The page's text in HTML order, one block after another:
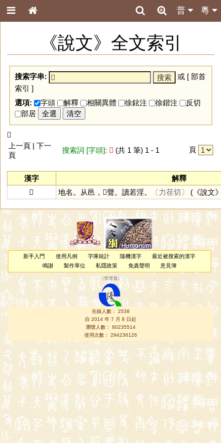
粵
普
《說文》全文索引
搜索字串: 或 [ 部首
索引 ]
選項:
字頭 解釋 相關異體 徐鉉注 徐鍇注
反切
部居
全選 清空
𨟏
上一頁 | 下一
頁
搜索詞 [字頭]: 𨟏 (共 1 筆) 1 - 1 頁
漢字
解釋
𨟏
地名。从邑，𤎭聲。讀若淫。 〔力荏切〕 (《說文
新手入門 使用凡例 字庫統計 隨機漢字
最近被搜索的漢字
鳴謝
製作單位 私隱政策 免責聲明 意見簿
（管理員 ）
在線人數： 2538
自 2014 年 7 月 8 日起
瀏覽人數： 80235514
使用次數： 294236126